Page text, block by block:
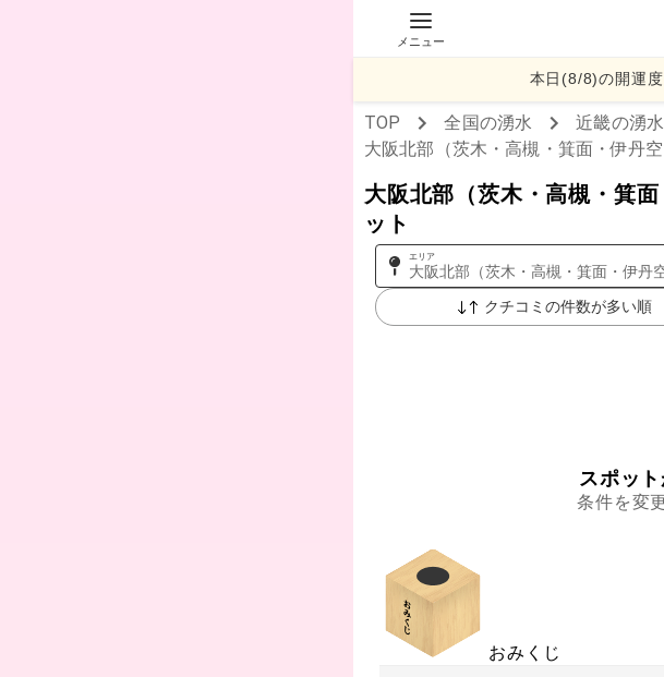
メニュー
本日(8/8)の開運度
TOP 全国の湧水 近畿の湧水
大阪北部（茨木・高槻・箕面・伊丹空
大阪北部（茨木・高槻・箕
ット
エリア
大阪北部（茨木・高槻・箕面・伊丹空
クチコミの件数が多い順
スポッ
条件を変
おみくじ